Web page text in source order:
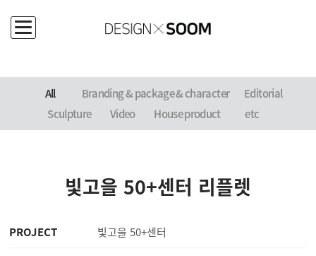
PORTFOLIO
All Branding& package & character
Editorial
Sculpture
Video House product etc
빛고을 50+센터 리플렛
PROJECT 빛고을 50+센터